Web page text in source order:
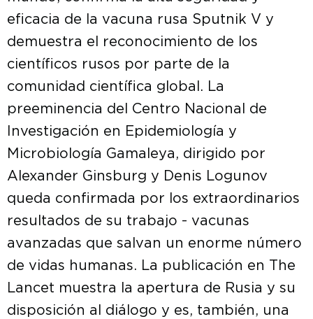
eficacia de la vacuna rusa Sputnik V y
demuestra el reconocimiento de los
científicos rusos por parte de la
comunidad científica global. La
preeminencia del Centro Nacional de
Investigación en Epidemiología y
Microbiología Gamaleya, dirigido por
Alexander Ginsburg y Denis Logunov
queda confirmada por los extraordinarios
resultados de su trabajo - vacunas
avanzadas que salvan un enorme número
de vidas humanas. La publicación en The
Lancet muestra la apertura de Rusia y su
disposición al diálogo y es, también, una